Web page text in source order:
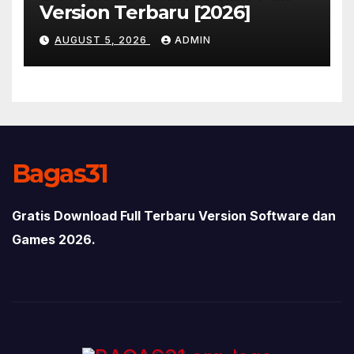
Version Terbaru [2026]
AUGUST 5, 2026 ADMIN
Bagas31
Gratis Download Full Terbaru Version Software dan
Games 2026.